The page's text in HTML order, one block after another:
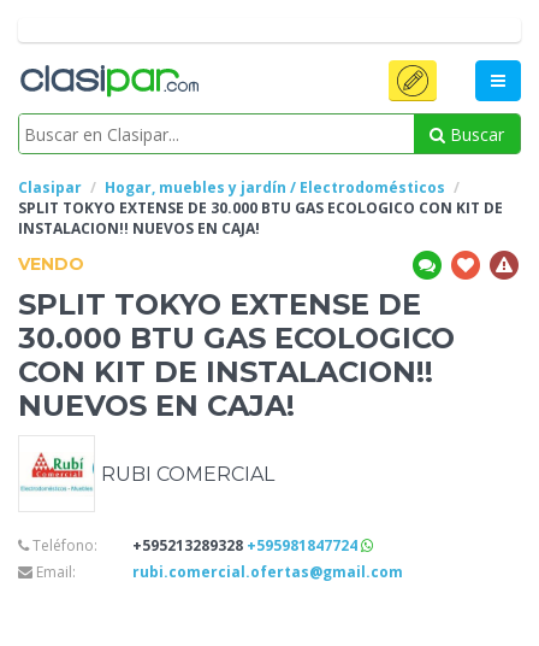
Buscar
Clasipar
Hogar, muebles y jardín / Electrodomésticos
SPLIT TOKYO EXTENSE DE 30.000 BTU GAS ECOLOGICO CON KIT DE
INSTALACION!! NUEVOS EN CAJA!
VENDO
SPLIT TOKYO EXTENSE DE
30.000 BTU GAS ECOLOGICO
CON KIT DE INSTALACION!!
NUEVOS EN CAJA!
RUBI COMERCIAL
Teléfono: +595213289328 +595981847724
Email:
rubi.comercial.ofertas@gmail.com